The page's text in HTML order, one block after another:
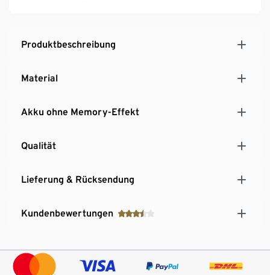
Produktbeschreibung
Material
Akku ohne Memory-Effekt
Qualität
Lieferung & Rücksendung
Kundenbewertungen